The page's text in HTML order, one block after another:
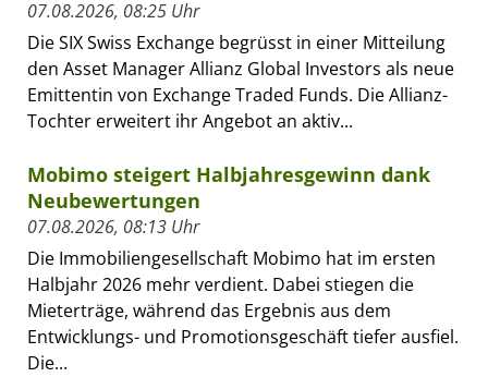
07.08.2026, 08:25 Uhr
Die SIX Swiss Exchange begrüsst in einer Mitteilung
den Asset Manager Allianz Global Investors als neue
Emittentin von Exchange Traded Funds. Die Allianz-
Tochter erweitert ihr Angebot an aktiv...
Mobimo steigert Halbjahresgewinn dank
Neubewertungen
07.08.2026, 08:13 Uhr
Die Immobiliengesellschaft Mobimo hat im ersten
Halbjahr 2026 mehr verdient. Dabei stiegen die
Mieterträge, während das Ergebnis aus dem
Entwicklungs- und Promotionsgeschäft tiefer ausfiel.
Die...